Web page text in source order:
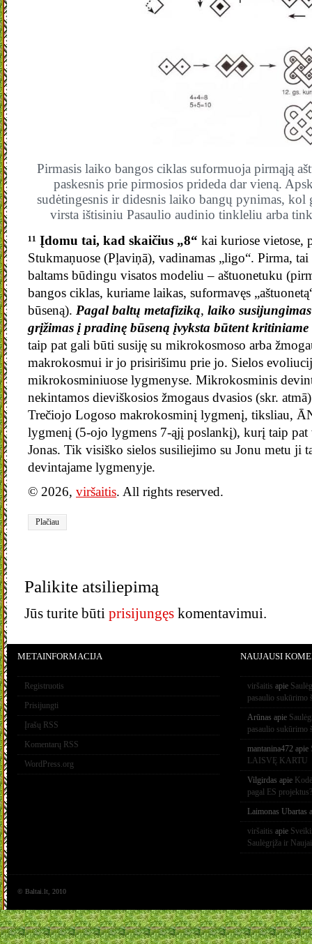
Pirmasis laiko bangos ciklas suformuoja pirmąją
paskesnis prie pirmosios prideda dar vieną.
sudėtingesnis ir didesnis laiko bangų pynimas, kol
virsta ištisiniu Pasaulio audinio tinkleliu arba
¹¹ Įdomu tai, kad skaičius „8“ kai kuriose vietose,
Stukmaņuose (Pļaviņā), vadinamas „ligo“. Pirma,
baltams būdingu visatos modeliu – aštuonetuku
bangos ciklas, kuriame laikas, suformavęs
būseną). Pagal baltų metafiziką, laiko
grįžimas į pradinę būseną įvyksta būtent
taip pat gali būti susiję su mikrokosmoso arba
makrokosmui ir jo prisirišimu prie jo. Sielos
mikrokosminiuose lygmenyse. Mikrokosminis
nekintamos dieviškosios žmogaus dvasios (skr.
Trečiojo Logoso makrokosminį lygmenį, tiksliau,
lygmenį (5-ojo lygmens 7-ąjį poslankį), kurį taip pat
Jonas. Tik visiško sielos susiliejimo su Jonu metu ji
devintajame lygmenyje.
© 2026, viršaitis. All rights reserved.
Plačiau
Palikite atsiliepimą
Jūs turite būti prisijungęs komentavimui.
METAINFORMACIJA
Registruotis
Prisijungti
Įrašų RSS
Komentarų RSS
WordPress.org
NAUJAUSI
viršaitis apie
pasaulio sukūrimo
Arūnas apie
pasaulio sukūrimo
mantanina472 apie
LAISVĘ KARTU
Vilgirdas apie
pagal ES projektus?
Laimonas Ubartas
viršaitis apie
Saulėgrįža ir
© Baltai.lt, 2010